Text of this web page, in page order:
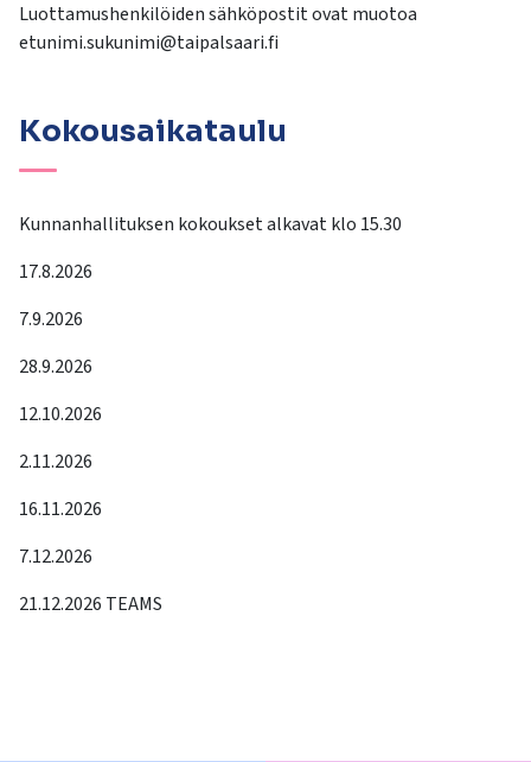
Luottamushenkilöiden sähköpostit ovat muotoa
etunimi.sukunimi@taipalsaari.fi
Kokousaikataulu
Kunnanhallituksen kokoukset alkavat klo 15.30
17.8.2026
7.9.2026
28.9.2026
12.10.2026
2.11.2026
16.11.2026
7.12.2026
21.12.2026 TEAMS